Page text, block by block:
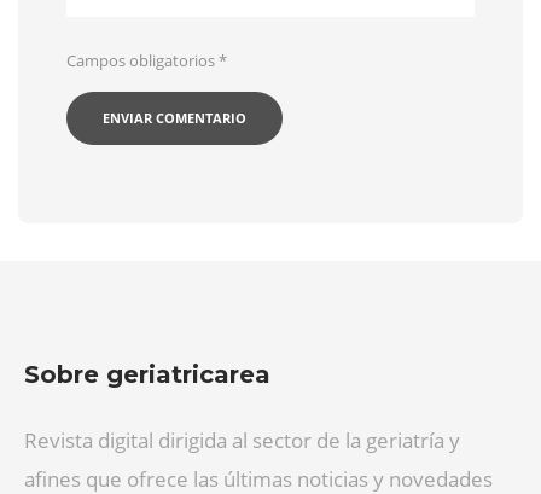
Campos obligatorios*
Sobre geriatricarea
Revista digital dirigida al sector de la geriatría y
afines que ofrece las últimas noticias y novedades